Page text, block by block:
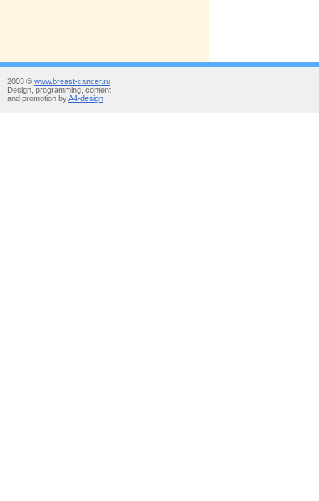
2003 © www.breast-cancer.ru
Design, programming, content
and promotion byA4-design